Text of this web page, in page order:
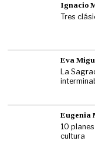
Ignacio
Tres
Eva
La
Eugenia
10
cultura